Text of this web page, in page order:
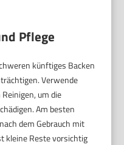
Pflege
künftiges Backen
Verwende
um die
Am besten
dem Gebrauch mit
kleine Reste vorsichtig